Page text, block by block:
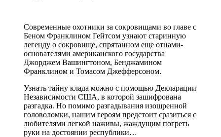
Современные охотники за сокровищами во главе с
Беном Франклином Гейтсом узнают старинную
легенду о сокровище, спрятанном еще отцами-
основателями американского государства
Джорджем Вашингтоном, Бенджамином
Франклином и Томасом Джефферсоном.
Узнать тайну клада можно с помощью Декларации
Независимости США, в которой зашифрована
разгадка. Но помимо разгадывания изощренной
головоломки, нашим героям предстоит сразиться с
любителями легкой наживы, жаждущим погреть
руки на достоянии республики…